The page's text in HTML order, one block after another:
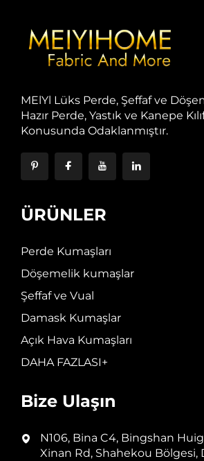
MElYl Lüks Perde, Şeffaf ve
Hazır Perde, Yastık ve Kanepe
Konusunda Odaklanmıştır.
ÜRÜNLER
Perde Kumaşları
Döşemelik kumaşlar
Şeffaf ve Vual
Damask Kumaşlar
Açık Hava Kumaşları
DAHA FAZLASI+
Bize Ulaşın
N106, Bina C4, Bingshan
Xinan Rd, Shahekou Bölgesi,